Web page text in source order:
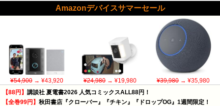
Amazonデバイスサマーセール
¥54,900→ ¥43,920 ¥24,980→ ¥19,980 ¥39,980→ ¥35,980
【88円】 講談社 夏電書2026 人気コミックスALL88円！
【全巻99円】 秋田書店『クローバー』『チキン』『ドロップOG』1週間限定！